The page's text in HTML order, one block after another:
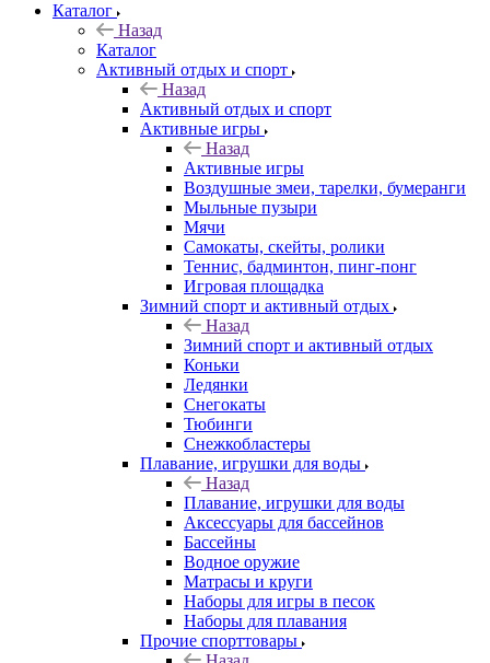
Каталог
Назад
Каталог
Активный отдых и спорт
Назад
Активный отдых и спорт
Активные игры
Назад
Активные игры
Воздушные змеи, тарелки, бумеранги
Мыльные пузыри
Мячи
Самокаты, скейты, ролики
Теннис, бадминтон, пинг-понг
Игровая площадка
Зимний спорт и активный отдых
Назад
Зимний спорт и активный отдых
Коньки
Ледянки
Снегокаты
Тюбинги
Снежкобластеры
Плавание, игрушки для воды
Назад
Плавание, игрушки для воды
Аксессуары для бассейнов
Бассейны
Водное оружие
Матрасы и круги
Наборы для игры в песок
Наборы для плавания
Прочие спорттовары